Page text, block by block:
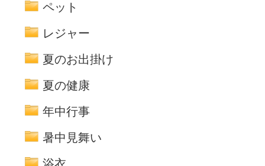
ペット
レジャー
夏のお出掛け
夏の健康
年中行事
暑中見舞い